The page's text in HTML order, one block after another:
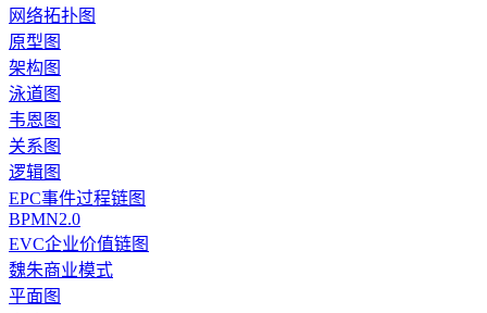
网络拓扑图
原型图
架构图
泳道图
韦恩图
关系图
逻辑图
EPC事件过程链图
BPMN2.0
EVC企业价值链图
魏朱商业模式
平面图